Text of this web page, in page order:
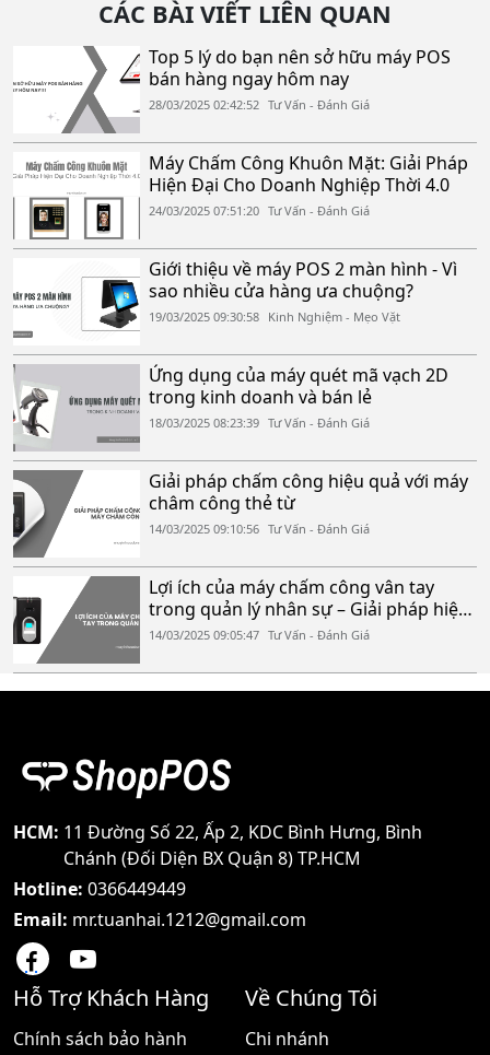
CÁC BÀI VIẾT LIÊN QUAN
Top 5 lý do bạn nên sở hữu máy POS
bán hàng ngay hôm nay
28/03/2025 02:42:52 Tư Vấn - Đánh Giá
Máy Chấm Công Khuôn Mặt: Giải Pháp
Hiện Đại Cho Doanh Nghiệp Thời 4.0
24/03/2025 07:51:20 Tư Vấn - Đánh Giá
Giới thiệu về máy POS 2 màn hình - Vì
sao nhiều cửa hàng ưa chuộng?
19/03/2025 09:30:58 Kinh Nghiệm - Mẹo Vặt
Ứng dụng của máy quét mã vạch 2D
trong kinh doanh và bán lẻ
18/03/2025 08:23:39 Tư Vấn - Đánh Giá
Giải pháp chấm công hiệu quả với máy
châm công thẻ từ
14/03/2025 09:10:56 Tư Vấn - Đánh Giá
Lợi ích của máy chấm công vân tay
trong quản lý nhân sự – Giải pháp hiệu
quả!
14/03/2025 09:05:47 Tư Vấn - Đánh Giá
HCM: 11 Đường Số 22, Ấp 2, KDC Bình Hưng, Bình
Chánh (Đối Diện BX Quận 8) TP.HCM
Hotline: 0366449449
Email: mr.tuanhai.1212@gmail.com
Hỗ Trợ Khách Hàng
Chính sách bảo hành
Về Chúng Tôi
Chi nhánh